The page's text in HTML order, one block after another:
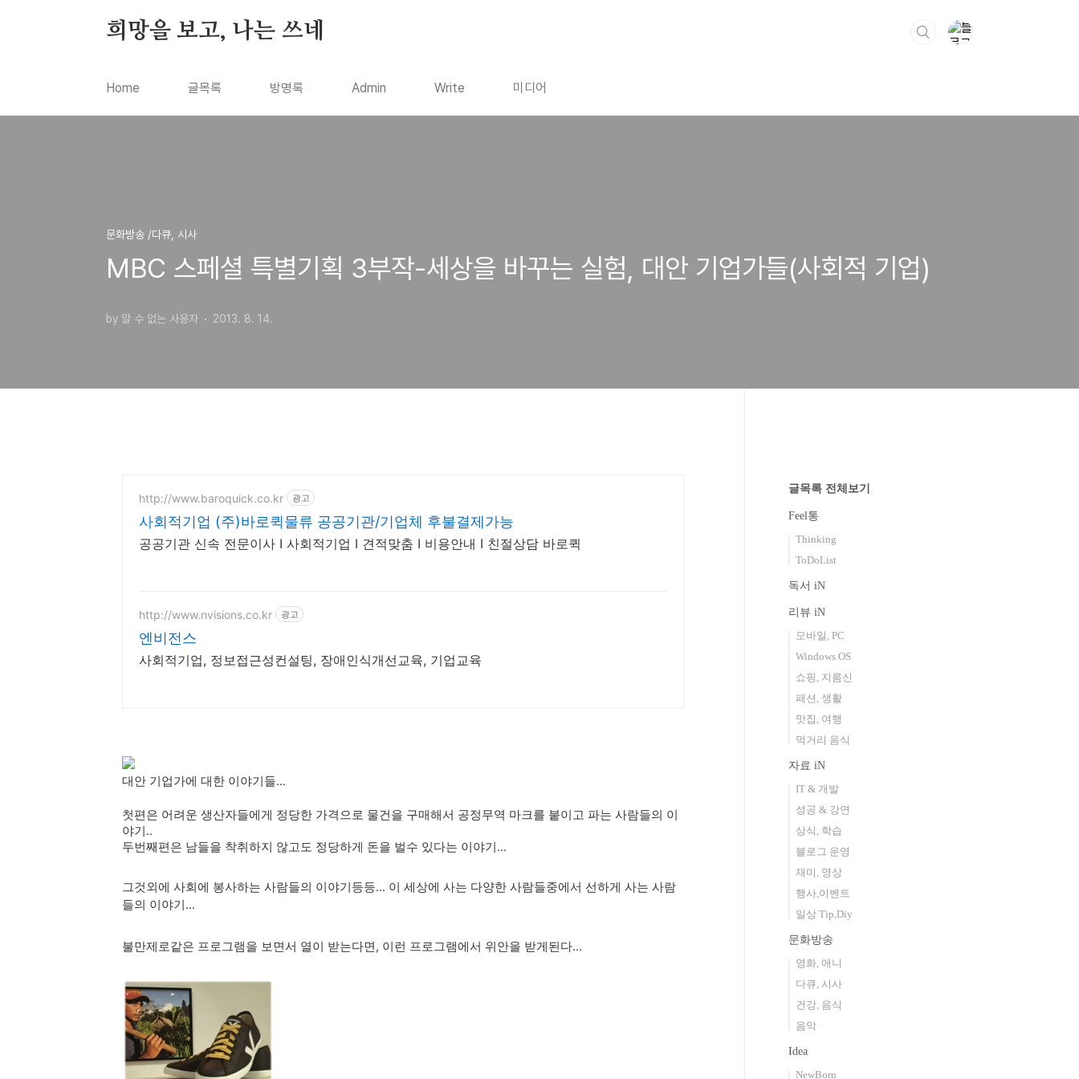
희망을 보고, 나는 쓰네
Home 글목록 방명록 Admin Write 미디어
문화방송 /다큐, 시사
MBC 스페셜 특별기획 3부작-세상을 바꾸는 실험, 대안 기업가들(사회적 기업)
by 알 수 없는 사용자 2013. 8. 14.
http://www.baroquick.co.kr 광고
사회적기업 (주)바로퀵물류 공공기관/기업체 후불결제가능
공공기관 신속 전문이사 I 사회적기업 I 견적맞춤 I 비용안내 I 친절상담 바로퀵
http://www.nvisions.co.kr 광고
엔비전스
사회적기업, 정보접근성컨설팅, 장애인식개선교육, 기업교육
대안 기업가에 대한 이야기들...
첫편은 어려운 생산자들에게 정당한 가격으로 물건을 구매해서 공정무역 마크를 붙이고 파는 사람들의 이
야기..
두번째편은 남들을 착취하지 않고도 정당하게 돈을 벌수 있다는 이야기...
그것외에 사회에 봉사하는 사람들의 이야기등등... 이 세상에 사는 다양한 사람들중에서 선하게 사는 사람
들의 이야기...
불만제로같은 프로그램을 보면서 열이 받는다면, 이런 프로그램에서 위안을 받게된다...
글목록 전체보기
Feel통
Thinking
ToDoList
독서 iN
리뷰 iN
모바일, PC
Windows OS
쇼핑, 지름신
패션, 생활
맛집, 여행
먹거리 음식
자료 iN
IT & 개발
성공 & 강연
상식, 학습
블로그 운영
재미, 영상
행사,이벤트
일상 Tip,Diy
문화방송
영화, 애니
다큐, 시사
건강, 음식
음악
Idea
NewBorn